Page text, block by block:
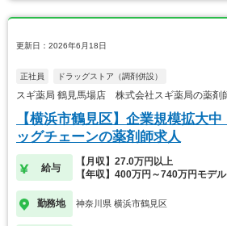
更新日：2026年6月18日
正社員 ドラッグストア（調剤併設）
スギ薬局 鶴見馬場店 株式会社スギ薬局の薬剤
【横浜市鶴見区】企業規模拡大
ッグチェーンの薬剤師求人
給与
【月収】27.0万円以上
【年収】400万円～740万円モデル
勤務地 神奈川県 横浜市鶴見区